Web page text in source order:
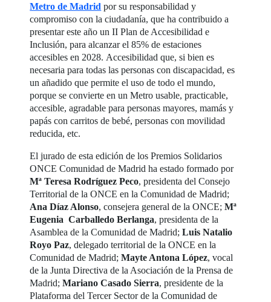
Metro de Madrid por su responsabilidad y
compromiso con la ciudadanía, que ha contribuido a
presentar este año un II Plan de Accesibilidad e
Inclusión, para alcanzar el 85% de estaciones
accesibles en 2028. Accesibilidad que, si bien es
necesaria para todas las personas con discapacidad, es
un añadido que permite el uso de todo el mundo,
porque se convierte en un Metro usable, practicable,
accesible, agradable para personas mayores, mamás y
papás con carritos de bebé, personas con movilidad
reducida, etc.
El jurado de esta edición de los Premios Solidarios
ONCE Comunidad de Madrid ha estado formado por
Mª Teresa Rodríguez Peco, presidenta del Consejo
Territorial de la ONCE en la Comunidad de Madrid;
Ana Díaz Alonso, consejera general de la ONCE;Mª
Eugenia Carballedo Berlanga, presidenta de la
Asamblea de la Comunidad de Madrid;Luis Natalio
Royo Paz, delegado territorial de la ONCE en la
Comunidad de Madrid;Mayte Antona López, vocal
de la Junta Directiva de la Asociación de la Prensa de
Madrid;Mariano Casado Sierra, presidente de la
Plataforma del Tercer Sector de la Comunidad de